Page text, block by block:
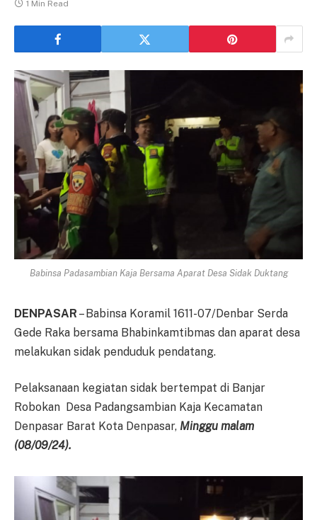
1 Min Read
Babinsa Padasambian Kaja Bersama Aparat Desa Sidak Duktang
DENPASAR – Babinsa Koramil 1611-07/Denbar Serda
Gede Raka bersama Bhabinkamtibmas dan aparat desa
melakukan sidak penduduk pendatang.
Pelaksanaan kegiatan sidak bertempat di Banjar
Robokan Desa Padangsambian Kaja Kecamatan
Denpasar Barat Kota Denpasar, Minggu malam
(08/09/24).